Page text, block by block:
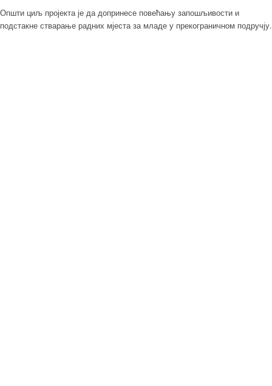
Општи циљ пројекта је да допринесе повећању запошљивости и
подстакне стварање радних мјеста за младе у прекограничном подручју.